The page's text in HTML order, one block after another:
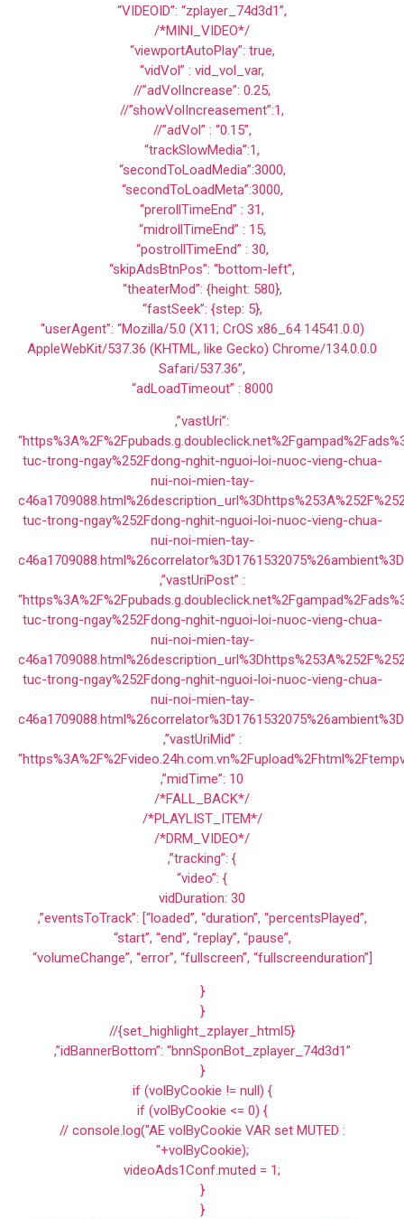
“VIDEOID”: “zplayer_74d3d1”,
/*MINI_VIDEO*/
“viewportAutoPlay”: true,
“vidVol” : vid_vol_var,
//”adVolIncrease”: 0.25,
//”showVolIncreasement”:1,
//”adVol” : “0.15”,
“trackSlowMedia”:1,
“secondToLoadMedia”:3000,
“secondToLoadMeta”:3000,
“prerollTimeEnd” : 31,
“midrollTimeEnd” : 15,
“postrollTimeEnd” : 30,
“skipAdsBtnPos”: “bottom-left”,
“theaterMod”: {height: 580},
“fastSeek”: {step: 5},
“userAgent”: “Mozilla/5.0 (X11; CrOS x86_64 14541.0.0)
AppleWebKit/537.36 (KHTML, like Gecko) Chrome/134.0.0.0
Safari/537.36”,
“adLoadTimeout” : 8000
,”vastUri”:
tuc-trong-ngay%252Fdong-nghit-nguoi-loi-nuoc-vieng-chua-
nui-noi-mien-tay-
tuc-trong-ngay%252Fdong-nghit-nguoi-loi-nuoc-vieng-chua-
nui-noi-mien-tay-
,”vastUriPost” :
tuc-trong-ngay%252Fdong-nghit-nguoi-loi-nuoc-vieng-chua-
nui-noi-mien-tay-
tuc-trong-ngay%252Fdong-nghit-nguoi-loi-nuoc-vieng-chua-
nui-noi-mien-tay-
,”vastUriMid” :
,”midTime”: 10
/*FALL_BACK*/
/*PLAYLIST_ITEM*/
/*DRM_VIDEO*/
,”tracking”: {
“video”: {
vidDuration: 30
,”eventsToTrack”: [“loaded”, “duration”, “percentsPlayed”,
“start”, “end”, “replay”, “pause”,
“volumeChange”, “error”, “fullscreen”, “fullscreenduration”]
}
}
//{set_highlight_zplayer_html5}
,”idBannerBottom”: “bnnSponBot_zplayer_74d3d1”
}
if (volByCookie != null) {
if (volByCookie <= 0) {
// console.log("AE volByCookie VAR set MUTED :
"+volByCookie);
videoAds1Conf.muted = 1;
}
}